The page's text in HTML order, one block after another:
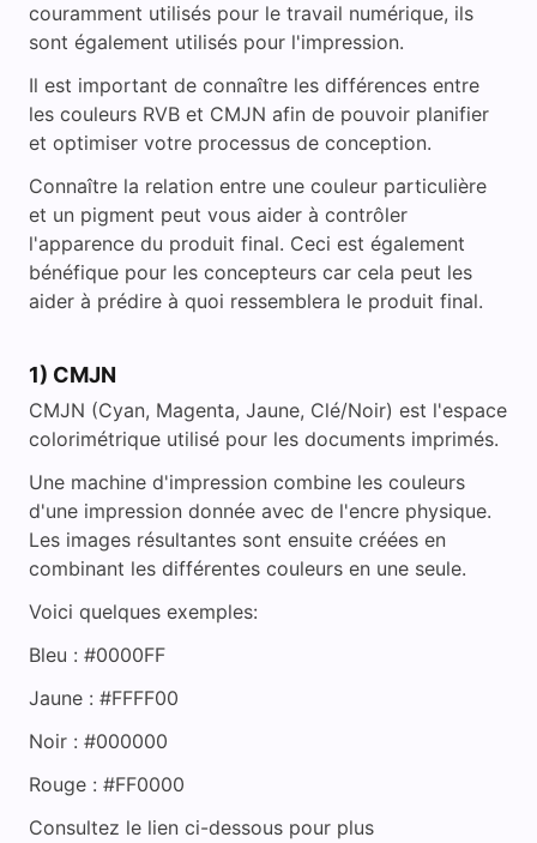
couramment utilisés pour le travail numérique, ils
sont également utilisés pour l'impression.
Il est important de connaître les différences entre
les couleurs RVB et CMJN afin de pouvoir planifier
et optimiser votre processus de conception.
Connaître la relation entre une couleur particulière
et un pigment peut vous aider à contrôler
l'apparence du produit final. Ceci est également
bénéfique pour les concepteurs car cela peut les
aider à prédire à quoi ressemblera le produit final.
1) CMJN
CMJN (Cyan, Magenta, Jaune, Clé/Noir) est l'espace
colorimétrique utilisé pour les documents imprimés.
Une machine d'impression combine les couleurs
d'une impression donnée avec de l'encre physique.
Les images résultantes sont ensuite créées en
combinant les différentes couleurs en une seule.
Voici quelques exemples:
Bleu : #0000FF
Jaune : #FFFF00
Noir : #000000
Rouge : #FF0000
Consultez le lien ci-dessous pour plus